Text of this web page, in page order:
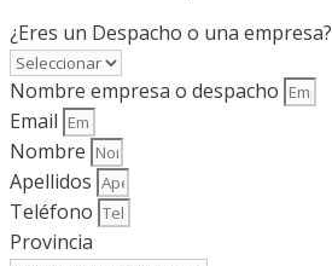
¿Eres un Despacho o una empresa?
Nombre empresa o despacho
Email
Nombre
Apellidos
Teléfono
Provincia